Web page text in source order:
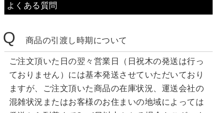
よくある質問
Q 商品の引渡し時期について
ご注文頂いた日の翌々営業日（日祝木の発送は行っ
ておりません）には基本発送させていただいており
ますが、ご注文頂いた商品の在庫状況、運送会社の
混雑状況またはお客様のお住まいの地域によっては